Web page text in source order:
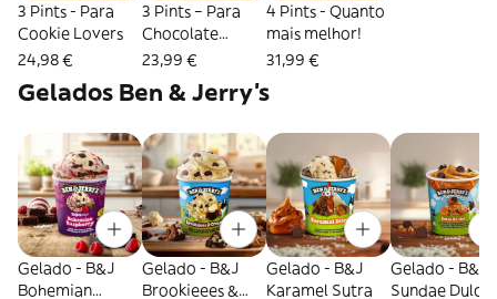
3 Pints - Para
Cookie Lovers
24,98 €
3 Pints – Para
Chocolate
Lovers
23,99 €
4 Pints - Quanto
mais melhor!
31,99 €
Gelados Ben & Jerry's
Gelado - B&J
Bohemian
Gelado - B&J
Brookieees &
Gelado - B&J
Karamel Sutra
Gelado - B&J
Sundae Dulce